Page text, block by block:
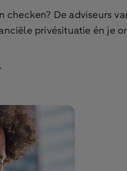
De adviseurs
privésituatie én je